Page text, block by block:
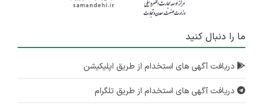
ما را دنبال کنید
دریافت آگهی های استخدام از طریق اپلیکیشن
دریافت آگهی های استخدام از طریق تلگرام